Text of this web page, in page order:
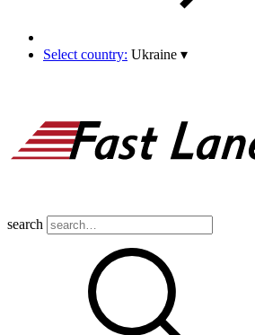
Select country: Ukraine ▾
search